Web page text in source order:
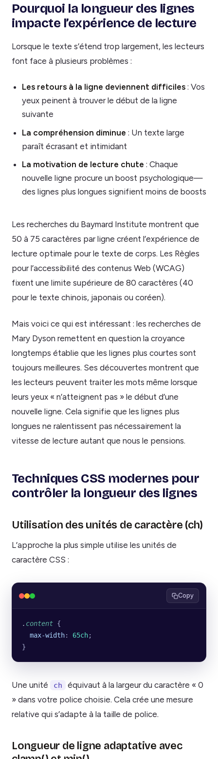
Pourquoi la longueur des lignes
impacte l’expérience de lecture
Lorsque le texte s’étend trop largement, les lecteurs
font face à plusieurs problèmes :
Les retours à la ligne deviennent difficiles: Vos
yeux peinent à trouver le début de la ligne
suivante
La compréhension diminue : Un texte large
paraît écrasant et intimidant
La motivation de lecture chute : Chaque
nouvelle ligne procure un boost psychologique—
des lignes plus longues signifient moins de boosts
Les recherches du Baymard Institute montrent que
50 à 75 caractères par ligne créent l’expérience de
lecture optimale pour le texte de corps. Les Règles
pour l’accessibilité des contenus Web (WCAG)
fixent une limite supérieure de 80 caractères (40
pour le texte chinois, japonais ou coréen).
Mais voici ce qui est intéressant : les recherches de
Mary Dyson remettent en question la croyance
longtemps établie que les lignes plus courtes sont
toujours meilleures. Ses découvertes montrent que
les lecteurs peuvent traiter les mots même lorsque
leurs yeux « n’atteignent pas » le début d’une
nouvelle ligne. Cela signifie que les lignes plus
longues ne ralentissent pas nécessairement la
vitesse de lecture autant que nous le pensions.
Techniques CSS modernes pour
contrôler la longueur des lignes
Utilisation des unités de caractère (ch)
L’approche la plus simple utilise les unités de
caractère CSS :
Copy
. content {
  max-width
: 65ch;
}
Une unité ch
équivaut à la largeur du caractère « 0
» dans votre police choisie. Cela crée une mesure
relative qui s’adapte à la taille de police.
Longueur de ligne adaptative avec